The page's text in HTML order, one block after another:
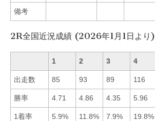
備考
2R全国近況成績 (2026年1月1日より)
1 2 3 4
出走数 85 93 89 116
勝率 4.71 4.86 4.35 5.96
1着率 5.9% 11.8% 7.9% 19.8%